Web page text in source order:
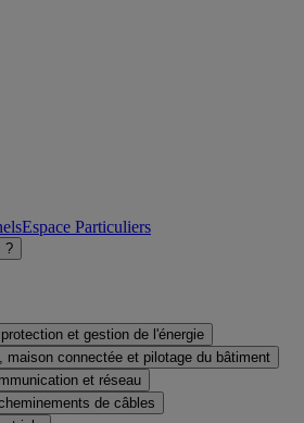
Espace Particuliers
?
et gestion de l'énergie
maison connectée et pilotage du bâtiment
et réseau
de câbles